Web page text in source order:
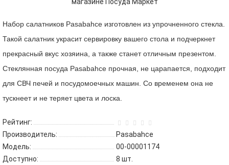
Набор салатников Pasabahce изготовлен из упрочненного стекла.
Такой салатник украсит сервировку вашего стола и подчеркнет
прекрасный вкус хозяина, а также станет отличным презентом.
Стеклянная посуда Pasabahce прочная, не царапается, подходит
для СВЧ печей и посудомоечных машин. Со временем она не
тускнеет и не теряет цвета и лоска.
Рейтинг:
Производитель:
Pasabahce
Модель:
00-00001174
Доступно:
8 шт.